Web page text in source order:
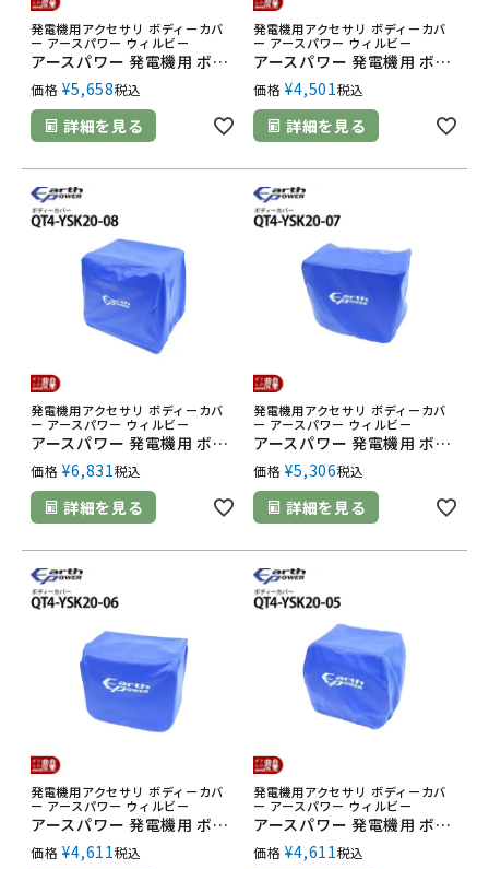
発電機用アクセサリ ボディーカバ
ー アースパワー ウィルビー
アースパワー 発電機用 ボディーカバー QT4-YSK20-02 MGC901GB MGC901GP用
価格 ¥5,658税込
詳細を見る
発電機用アクセサリ ボディーカバ
ー アースパワー ウィルビー
アースパワー 発電機用 ボディーカバー QT4-YSK20-01 EF900is EF9HiS用
価格 ¥4,501税込
詳細を見る
発電機用アクセサリ ボディーカバ
ー アースパワー ウィルビー
アースパワー 発電機用 ボディーカバー QT4-YSK20-08 EF4000iSE EF5500iSDE用
価格 ¥6,831税込
詳細を見る
発電機用アクセサリ ボディーカバ
ー アースパワー ウィルビー
アースパワー 発電機用 ボディーカバー QT4-YSK20-07 EF2800iSE用
価格 ¥5,306税込
詳細を見る
発電機用アクセサリ ボディーカバ
ー アースパワー ウィルビー
アースパワー 発電機用 ボディーカバー QT4-YSK20-06 EF2500i用
価格 ¥4,611税込
発電機用アクセサリ ボディーカバ
ー アースパワー ウィルビー
アースパワー 発電機用 ボディーカバー QT4-YSK20-05 EF2000is用
価格 ¥4,611税込